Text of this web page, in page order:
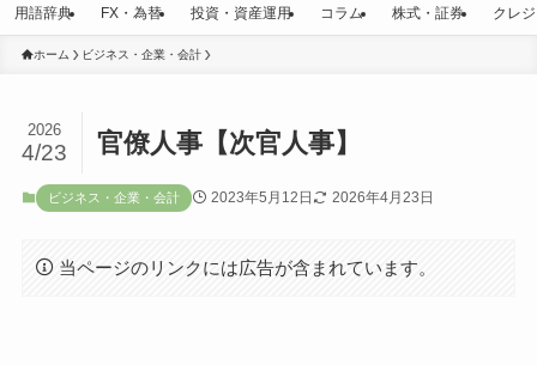
用語辞典 FX・為替 投資・資産運用 コラム 株式・証券 クレ
ホーム ビジネス・企業・会計
官僚人事【次官人事】
2026
4/23
ビジネス・企業・会計 2023年5月12日 2026年4月23日
当ページのリンクには広告が含まれています。